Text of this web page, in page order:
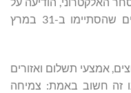
התוצאות הכספיות לשלושת החודשים שהסתיימו ב-31 במרץ
אמצעי תשלום ואזורים
זה חשוב באמת: צמיחה